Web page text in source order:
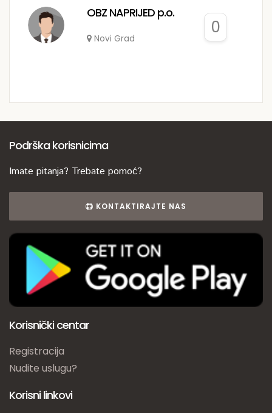
OBZ NAPRIJED p.o.
Novi Grad
0
Podrška korisnicima
Imate pitanja? Trebate pomoć?
KONTAKTIRAJTE NAS
Korisnički centar
Registracija
Nudite uslugu?
Korisni linkovi